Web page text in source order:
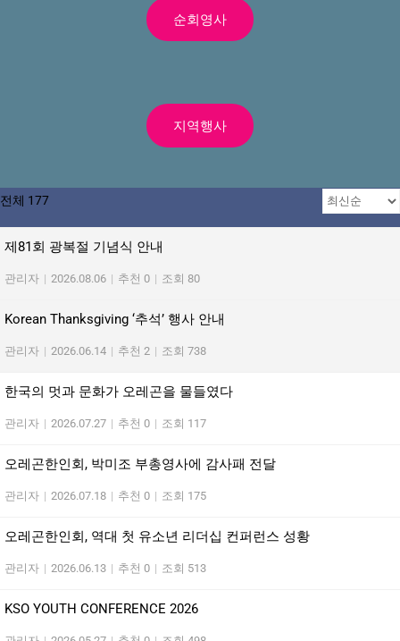
순회영사
지역행사
전체 177
제81회 광복절 기념식 안내
관리자 | 2026.08.06 | 추천 0 | 조회 80
Korean Thanksgiving ‘추석’ 행사 안내
관리자 | 2026.06.14 | 추천 2 | 조회 738
한국의 멋과 문화가 오레곤을 물들였다
관리자 | 2026.07.27 | 추천 0 | 조회 117
오레곤한인회, 박미조 부총영사에 감사패 전달
관리자 | 2026.07.18 | 추천 0 | 조회 175
오레곤한인회, 역대 첫 유소년 리더십 컨퍼런스 성황
관리자 | 2026.06.13 | 추천 0 | 조회 513
KSO YOUTH CONFERENCE 2026